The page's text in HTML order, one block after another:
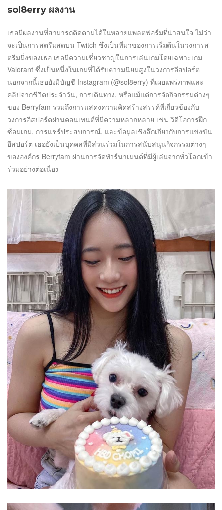
sol8erry ผลงาน
เธอมีผลงานที่สามารถติดตามได้ในหลายแพลตฟอร์มที่น่าสนใจ ไม่ว่า
จะเป็นการสตรีมสดบน Twitch ซึ่งเป็นที่มาของการเริ่มต้นในวงการส
ตรีมมิ่งของเธอ เธอมีความเชี่ยวชาญในการเล่นเกมโดยเฉพาะเกม
Valorant ซึ่งเป็นหนึ่งในเกมที่ได้รับความนิยมสูงในวงการอีสปอร์ต
นอกจากนี้เธอยังมีบัญชี Instagram (@sol8erry) ที่เผยแพร่ภาพและ
คลิปจากชีวิตประจำวัน, การเดินทาง, หรือแม้แต่การจัดกิจกรรมต่างๆ
ของ Berryfam รวมถึงการแสดงความคิดสร้างสรรค์ที่เกี่ยวข้องกับ
วงการอีสปอร์ตผ่านคอนเทนต์ที่มีความหลากหลาย เช่น วิดีโอการฝึก
ซ้อมเกม, การแชร์ประสบการณ์, และข้อมูลเชิงลึกเกี่ยวกับการแข่งขัน
อีสปอร์ต เธอยังเป็นบุคคลที่มีส่วนร่วมในการสนับสนุนกิจกรรมต่างๆ
ขององค์กร Berryfam ผ่านการจัดทัวร์นาเมนต์ที่มีผู้เล่นจากทั่วโลกเข้า
ร่วมอย่างต่อเนื่อง